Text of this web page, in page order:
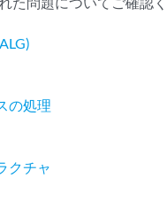
の処理
クチャ